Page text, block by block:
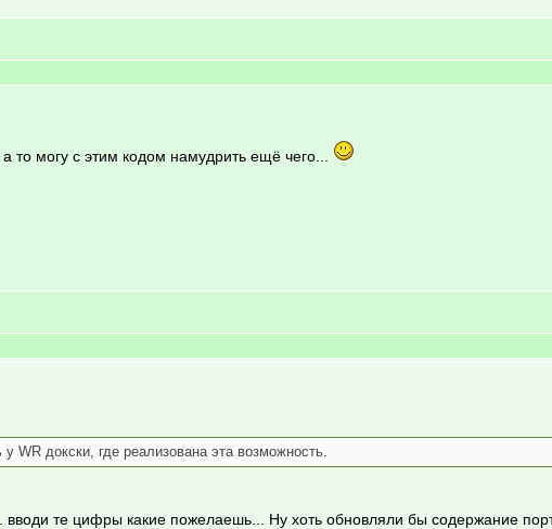
могу с этим кодом намудрить ещё чего...
WR докски, где реализована эта возможность.
те цифры какие пожелаешь... Ну хоть обновляли бы содержание